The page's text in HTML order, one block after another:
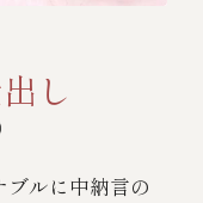
し
ブルに中納言の